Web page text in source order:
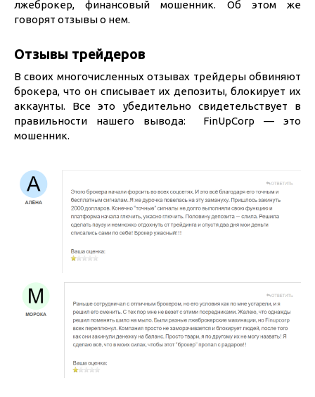
лжеброкер, финансовый мошенник. Об этом же
говорят отзывы о нем.
Отзывы трейдеров
В своих многочисленных отзывах трейдеры обвиняют
брокера, что он списывает их депозиты, блокирует их
аккаунты. Все это убедительно свидетельствует в
правильности нашего вывода: FinUpCorp — это
мошенник.